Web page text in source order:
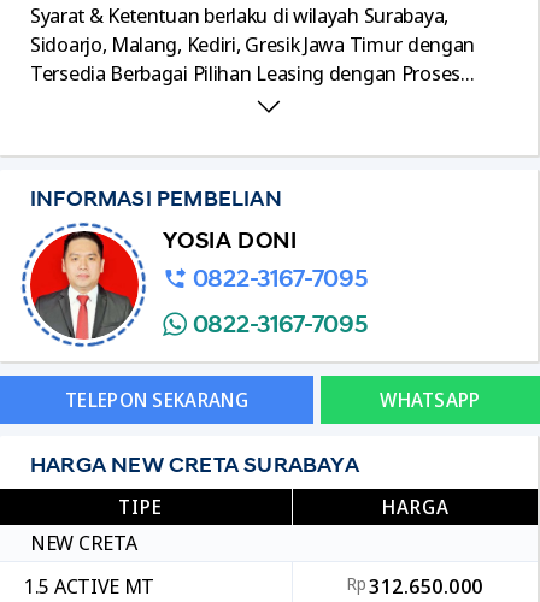
Syarat & Ketentuan berlaku di wilayah Surabaya,
Sidoarjo, Malang, Kediri, Gresik Jawa Timur dengan
Tersedia Berbagai Pilihan Leasing dengan Proses
Mudah dan Cepat, serta Terima Tukar Tambah Segala
INFORMASI PEMBELIAN
YOSIA DONI
0822-3167-7095
0822-3167-7095
TELEPON SEKARANG WHATSAPP
HARGA NEW CRETA SURABAYA
TIPE
HARGA
NEW CRETA
1.5 ACTIVE MT
Rp312.650.000